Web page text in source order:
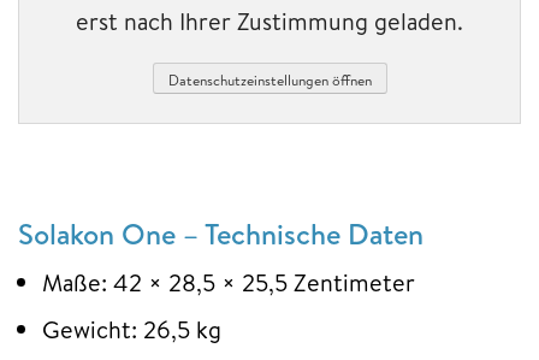
erst nach Ihrer Zustimmung geladen.
Datenschutzeinstellungen öffnen
Solakon One – Technische Daten
Maße: 42 × 28,5 × 25,5 Zentimeter
Gewicht: 26,5 kg